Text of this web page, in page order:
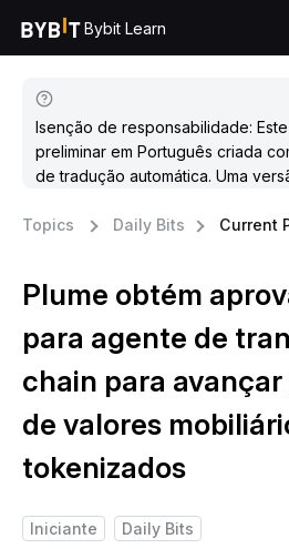
Bybit Learn
Isenção de responsabilidade:
preliminar em Português criada
de tradução automática. Uma
Topics
Daily Bits Current
Plume obtém
para agente de
chain para
de valores
tokenizados
Iniciante
Daily Bits